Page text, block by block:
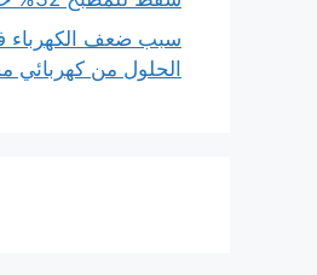
سبب ضعف الكهرباء
الحلول من كهربائي